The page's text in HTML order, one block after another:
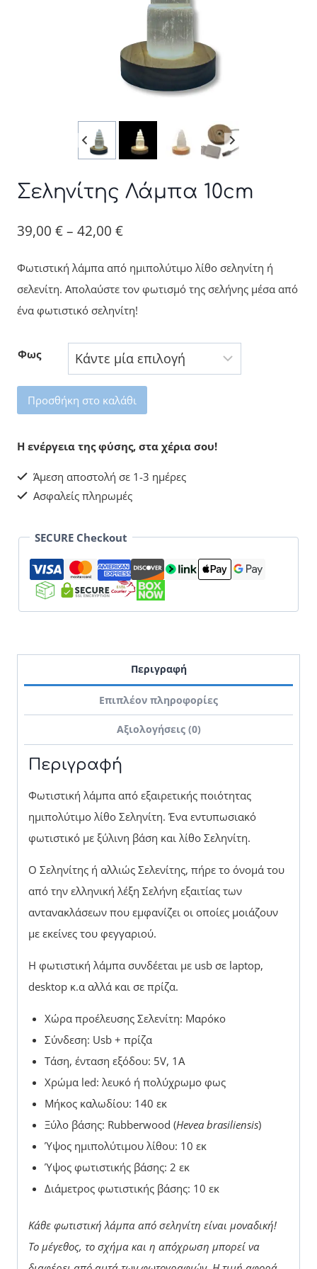
Σεληνίτης Λάμπα 10cm
39,00 € – 42,00 €Price
through
Φωτιστική λάμπα από ημιπολύτιμο λίθο σεληνίτη ή
σελενίτη. Απολαύστε τον φωτισμό της σελήνης μέσα από
ένα φωτιστικό σεληνίτη!
Φως
Σεληνίτης
Λάμπα
Προσθήκη στο καλάθι
Η ενέργεια της φύσης, στα χέρια σου!
Άμεση αποστολή σε 1-3 ημέρες
Ασφαλείς πληρωμές
SECURE Checkout
Περιγραφή
Επιπλέον πληροφορίες
Αξιολογήσεις (0)
Περιγραφή
Φωτιστική λάμπα από εξαιρετικής ποιότητας
ημιπολύτιμο λίθο Σεληνίτη. Ένα εντυπωσιακό
φωτιστικό με ξύλινη βάση και λίθο Σεληνίτη.
Ο Σεληνίτης ή αλλιώς Σελενίτης, πήρε το όνομά του
από την ελληνική λέξη Σελήνη εξαιτίας των
αντανακλάσεων που εμφανίζει οι οποίες μοιάζουν
με εκείνες του φεγγαριού.
Η φωτιστική λάμπα συνδέεται με usb σε laptop,
desktop κ.α αλλά και σε πρίζα.
Χώρα προέλευσης Σελενίτη: Μαρόκο
Σύνδεση: Usb + πρίζα
Τάση, ένταση εξόδου: 5V, 1A
Χρώμα led: λευκό ή πολύχρωμο φως
Μήκος καλωδίου: 140 εκ
Ξύλο βάσης: Rubberwood (Hevea brasiliensis)
Ύψος ημιπολύτιμου λίθου: 10 εκ
Ύψος φωτιστικής βάσης: 2 εκ
Διάμετρος φωτιστικής βάσης: 10 εκ
Κάθε φωτιστική λάμπα από σεληνίτη είναι μοναδική!
Το μέγεθος, το σχήμα και η απόχρωση μπορεί να